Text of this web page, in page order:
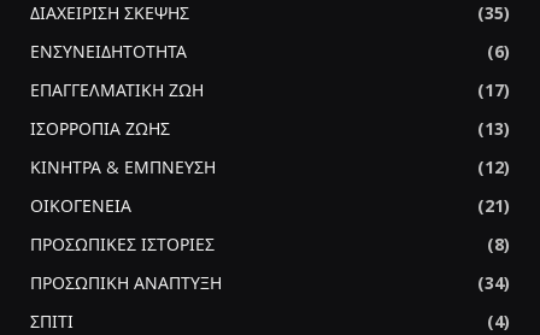
ΔΙΑΧΕΙΡΙΣΗ ΣΚΕΨΗΣ
(35)
ΕΝΣΥΝΕΙΔΗΤΟΤΗΤΑ
(6)
ΕΠΑΓΓΕΛΜΑΤΙΚΗ ΖΩΗ
(17)
ΙΣΟΡΡΟΠΙΑ ΖΩΗΣ
(13)
ΚΙΝΗΤΡΑ & ΕΜΠΝΕΥΣΗ
(12)
ΟΙΚΟΓΕΝΕΙΑ
(21)
ΠΡΟΣΩΠΙΚΕΣ ΙΣΤΟΡΙΕΣ
(8)
ΠΡΟΣΩΠΙΚΗ ΑΝΑΠΤΥΞΗ
(34)
ΣΠΙΤΙ
(4)